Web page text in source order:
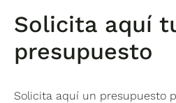
Solicita aquí
presupuesto
Solicita aquí un presupuesto